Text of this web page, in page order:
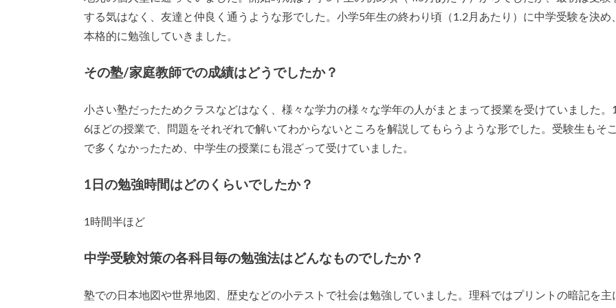
する気はなく、友達と仲良く通うような形でした。小学5年生の終わり頃（1.2月あたり）に中学受験を決め、
本格的に勉強していきました。
その塾/家庭教師での成績はどうでしたか？
小さい塾だったためクラスなどはなく、様々な学力の様々な学年の人がまとまって授業を受けていました。
6ほどの授業で、問題をそれぞれで解いてわからないところを解説してもらうような形でした。受験生もそ
で多くなかったため、中学生の授業にも混ざって受けていました。
1日の勉強時間はどのくらいでしたか？
1時間半ほど
中学受験対策の各科目毎の勉強法はどんなものでしたか？
塾での日本地図や世界地図、歴史などの小テストで社会は勉強していました。理科ではプリントの暗記を主